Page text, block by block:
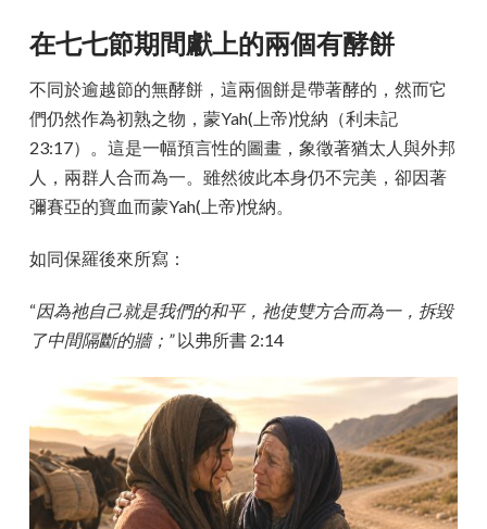
在七七節期間獻上的兩個有酵餅
不同於逾越節的無酵餅，這兩個餅是帶著酵的，然而它
們仍然作為初熟之物，蒙Yah(上帝)悅納（利未記
23:17）。這是一幅預言性的圖畫，象徵著猶太人與外邦
人，兩群人合而為一。雖然彼此本身仍不完美，卻因著
彌賽亞的寶血而蒙Yah(上帝)悅納。
如同保羅後來所寫：
“因為祂自己就是我們的和平，祂使雙方合而為一，拆毀
了中間隔斷的牆；”以弗所書 2:14